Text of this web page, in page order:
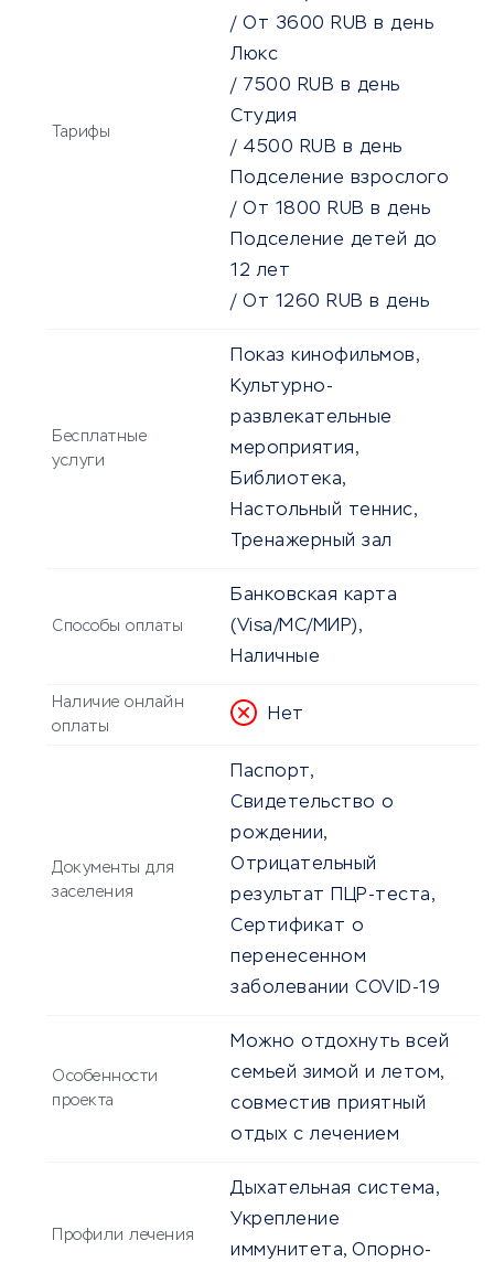
Тарифы
/ От 3600 RUB в день
Люкс
/ 7500 RUB в день
Студия
/ 4500 RUB в день
Подселение взрослого
/ От 1800 RUB в день
Подселение детей до
12 лет
/ От 1260 RUB в день
Бесплатные
услуги
Показ кинофильмов,
Культурно-
развлекательные
мероприятия,
Библиотека,
Настольный теннис,
Тренажерный зал
Способы оплаты
Банковская карта
(Visa/MC/МИР),
Наличные
Наличие онлайн
оплаты
Нет
Документы для
заселения
Паспорт,
Свидетельство о
рождении,
Отрицательный
результат ПЦР-теста,
Сертификат о
перенесенном
заболевании COVID-19
Особенности
проекта
Можно отдохнуть всей
семьей зимой и летом,
совместив приятный
отдых с лечением
Профили лечения
Дыхательная система,
Укрепление
иммунитета, Опорно-